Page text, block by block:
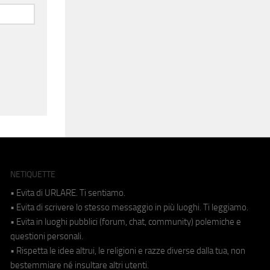
NETIQUETTE
• Evita di URLARE. Ti sentiamo.
• Evita di scrivere lo stesso messaggio in più luoghi. Ti leggiamo.
• Evita in luoghi pubblici (forum, chat, community) polemiche e
questioni personali.
• Rispetta le idee altrui, le religioni e razze diverse dalla tua, non
bestemmiare né insultare altri utenti.